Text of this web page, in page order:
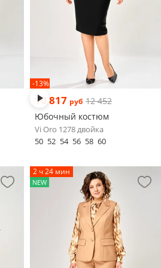
-13%
10 817 руб 12 452
Юбочный костюм
Vi Oro 1278 двойка
50 52 54 56 58 60
2 ч 24 мин
NEW